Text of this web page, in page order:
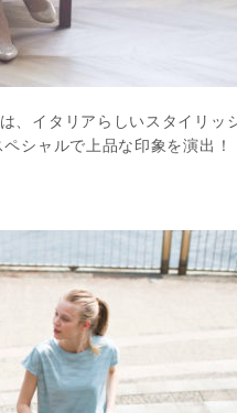
、イタリアらしいスタイリッ
シャルで上品な印象を演出！